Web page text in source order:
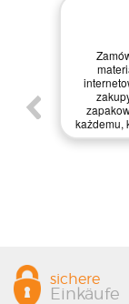
każdemu,
sichere
Einkäufe